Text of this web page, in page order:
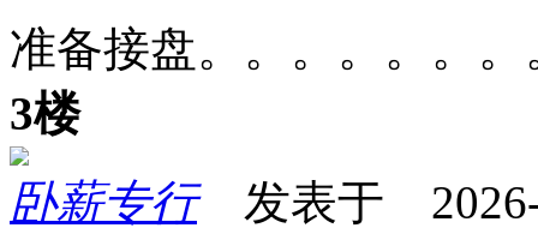
准备接盘。。。。。。。
3楼
卧薪专行发表于 2026-